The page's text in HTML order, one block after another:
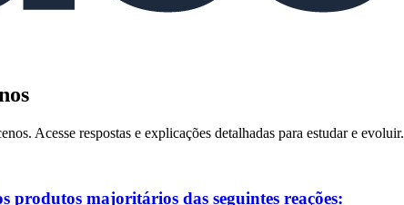
. Acesse respostas e explicações detalhadas para estudar e evoluir.
produtos majoritários das seguintes reações: